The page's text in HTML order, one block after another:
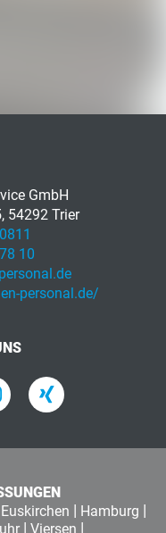
GmbH
54292 Trier
10
personal.de/
Euskirchen | Hamburg |
| Viersen |